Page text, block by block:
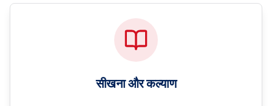
सीखना और कल्याण